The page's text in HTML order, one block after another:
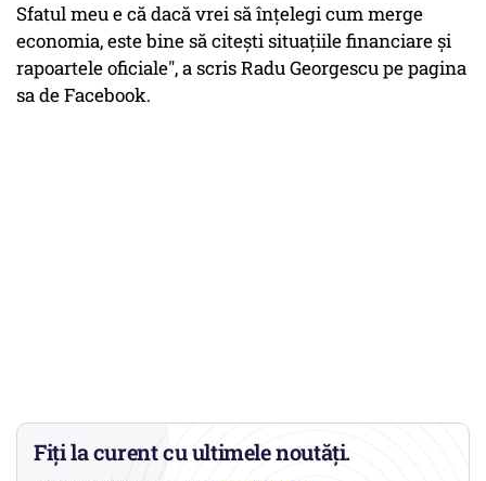
Sfatul meu e că dacă vrei să înțelegi cum merge
economia, este bine să citești situațiile financiare și
rapoartele oficiale", a scris Radu Georgescu pe pagina
sa de Facebook.
Fiți la curent cu ultimele noutăți.